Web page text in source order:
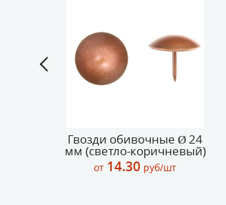
Гвозди обивочные Ø 24
мм (светло-коричневый)
от 14.30 руб/шт